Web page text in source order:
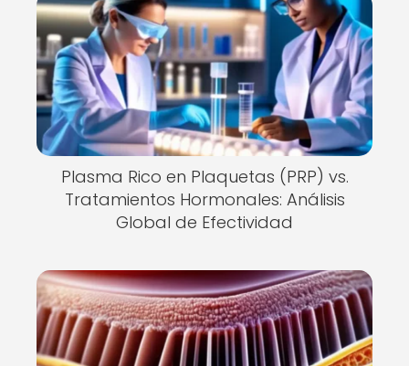
Plasma Rico en Plaquetas (PRP) vs.
Tratamientos Hormonales: Análisis
Global de Efectividad